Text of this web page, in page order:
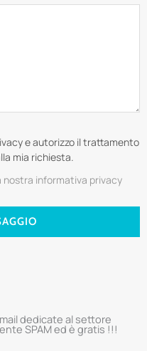
e autorizzo il trattamento
mia richiesta.
nostra informativa privacy
dedicate al settore
SPAM ed è gratis !!!